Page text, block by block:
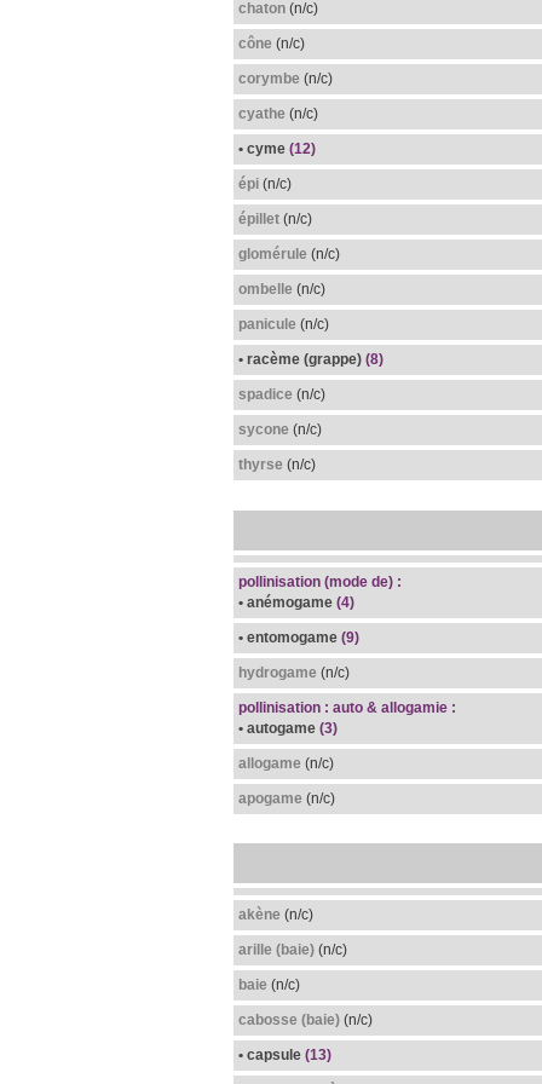
chaton (n/c)
cône (n/c)
corymbe (n/c)
cyathe (n/c)
• cyme (12)
épi (n/c)
épillet (n/c)
glomérule (n/c)
ombelle (n/c)
panicule (n/c)
• racème (grappe) (8)
spadice (n/c)
sycone (n/c)
thyrse (n/c)
pollinisation (mode de) :
• anémogame (4)
• entomogame (9)
hydrogame (n/c)
pollinisation : auto & allogamie :
• autogame (3)
allogame (n/c)
apogame (n/c)
akène (n/c)
arille (baie) (n/c)
baie (n/c)
cabosse (baie) (n/c)
• capsule (13)